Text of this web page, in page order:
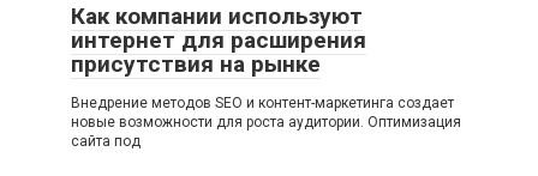
Как компании используют
интернет для расширения
присутствия на рынке
Внедрение методов SEO и контент-маркетинга создает
новые возможности для роста аудитории. Оптимизация
сайта под